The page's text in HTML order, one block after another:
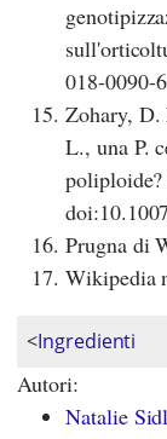
018-0090-
Zohary, D.
L., una P.
Prugna di
Wikipedia
<Ingredienti
Autori:
Natalie